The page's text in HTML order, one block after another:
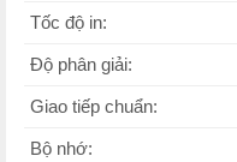
Tốc độ in:
Độ phân giải:
Giao tiếp chuẩn:
Bộ nhớ: